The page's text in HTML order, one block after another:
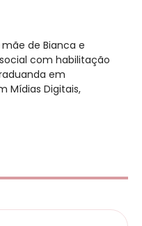
de Bianca e
com habilitação
em
Mídias Digitais,